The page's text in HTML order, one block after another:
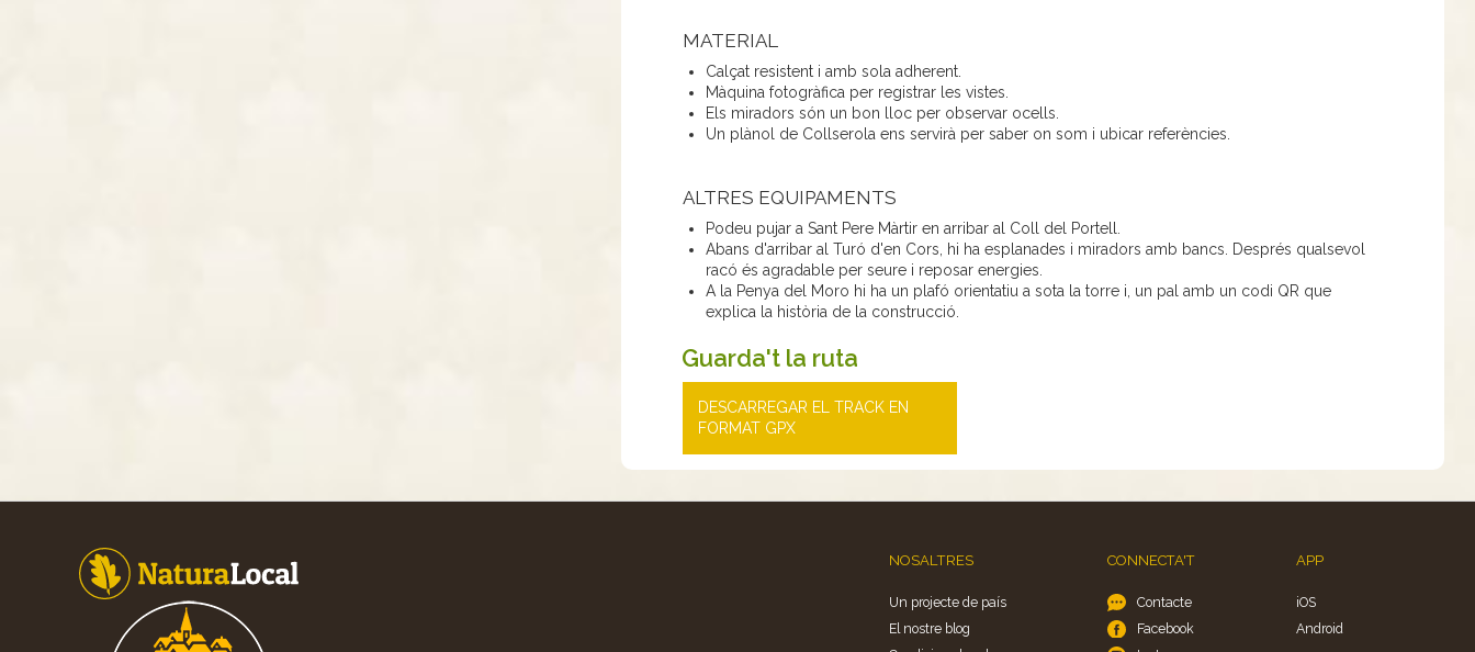
MATERIAL
Calçat resistent i amb sola adherent.
Màquina fotogràfica per registrar les vistes.
Els miradors són un bon lloc per observar ocells.
Un plànol de Collserola ens servirà per saber on som i ubicar referències.
ALTRES EQUIPAMENTS
Podeu pujar a Sant Pere Màrtir en arribar al Coll del Portell.
Abans d'arribar al Turó d'en Cors, hi ha esplanades i miradors amb bancs. Després qualsevol
racó és agradable per seure i reposar energies.
A la Penya del Moro hi ha un plafó orientatiu a sota la torre i, un pal amb un codi QR que
explica la història de la construcció.
Guarda't la ruta
DESCARREGAR EL TRACK EN
FORMAT GPX
NOSALTRES
Un projecte de país
El nostre blog
CONNECTA'T
Contacte
Facebook
APP
iOS
Android